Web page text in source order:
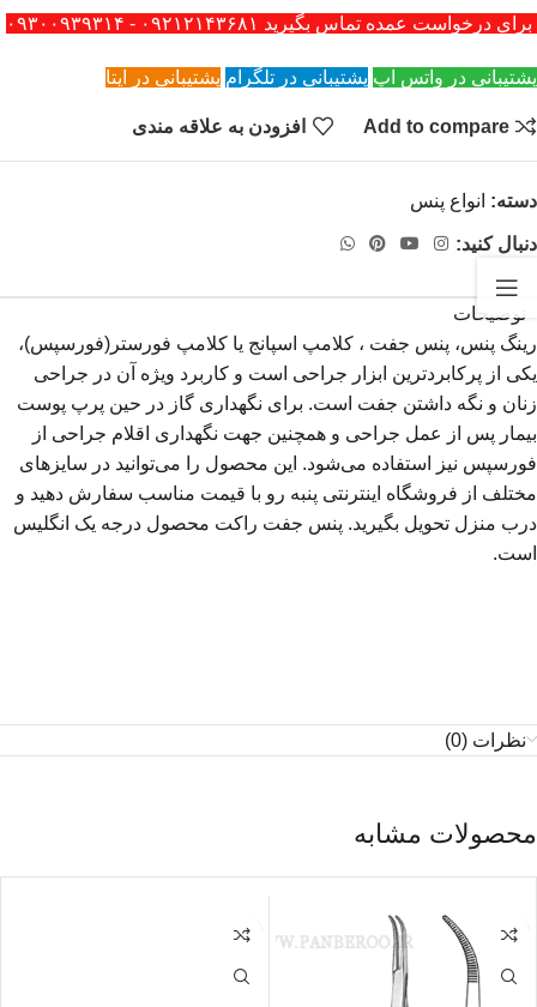
برای درخواست عمده تماس بگیرید ۰۹۲۱۲۱۴۳۶۸۱ - ۰۹۳۰۰۹۳۹۳۱۴
پشتیبانی در واتس اپ پشتیبانی در تلگرام پشتیبانی در ایتا
Add to compare افزودن به علاقه مندی
دسته: انواع پنس
دنبال کنید:
توضیحات
رینگ پنس، پنس جفت ، کلامپ اسپانج یا کلامپ فورستر(فورسپس)،
یکی از پرکابرد‌ترین ابزار جراحی است و کاربرد ویژه آن در جراحی
زنان و نگه داشتن جفت است. برای نگهداری گاز در حین پرپ پوست
بیمار پس از عمل جراحی و همچنین جهت نگهداری اقلام جراحی از
فورسپس نیز استفاده می‌شود. این محصول را می‌توانید در سایزهای
مختلف از فروشگاه اینترنتی پنبه رو با قیمت مناسب سفارش دهید و
درب منزل تحویل بگیرید. پنس جفت راکت محصول درجه یک انگلیس
است.
نظرات (0)
محصولات مشابه